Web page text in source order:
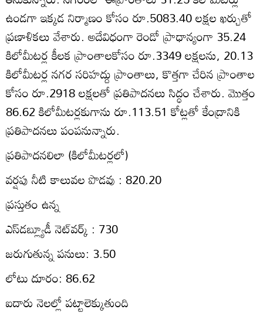
ఉండగా ఇక్కడ నిర్మాణం కోసం రూ.5083.40 లక్షల ఖర్చుతో
ప్రణాళికలు వేశారు. అదేవిధంగా రెండో ప్రాధాన్యంగా 35.24
కిలోమీటర్ల కీలక ప్రాంతాలకోసం రూ.3349 లక్షలను, 20.13
కిలోమీటర్ల నగర సరిహద్దు ప్రాంతాలు, కొత్తగా చేరిన ప్రాంతాల
కోసం రూ.2918 లక్షలతో ప్రతిపాదనలు సిద్ధం చేశారు. మొత్తం
86.62 కిలోమీటర్లకుగాను రూ.113.51 కోట్లతో కేంద్రానికి
ప్రతిపాదనలు పంపనున్నారు.
ప్రతిపాదనలిలా (కిలోమీటర్లలో)
వర్షపు నీటి కాలువల పొడవు : 820.20
ప్రస్తుతం ఉన్న
ఎస్‌డబ్ల్యూడీ నెట్‌వర్క్‌ : 730
జరుగుతున్న పనులు: 3.50
లోటు దూరం: 86.62
ఐదారు నెలల్లో పట్టాలెక్కుతుంది